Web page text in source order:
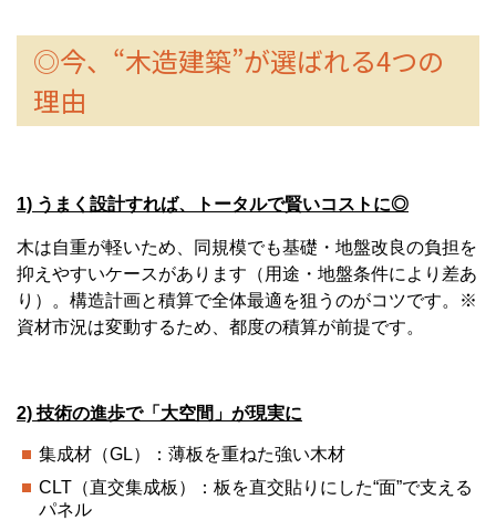
◎今、“木造建築”が選ばれる4つの
理由
1) うまく設計すれば、トータルで賢いコストに◎
木は自重が軽いため、同規模でも基礎・地盤改良の負担を
抑えやすいケースがあります（用途・地盤条件により差あ
り）。構造計画と積算で全体最適を狙うのがコツです。※
資材市況は変動するため、都度の積算が前提です。
2) 技術の進歩で「大空間」が現実に
集成材（GL）：薄板を重ねた強い木材
CLT（直交集成板）：板を直交貼りにした“面”で支える
パネル